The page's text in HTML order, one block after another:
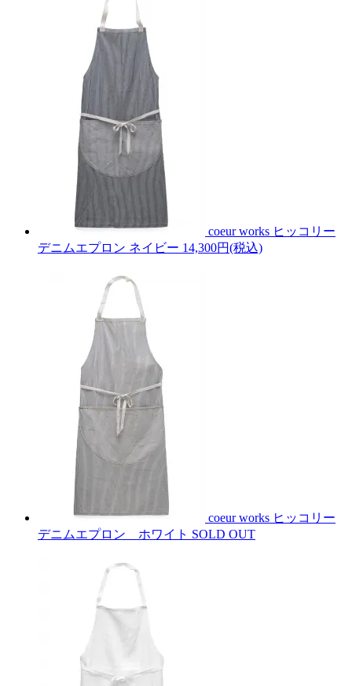
coeur works ヒッコリー
デニムエプロン ネイビー 14,300円(税込)
coeur works ヒッコリー
デニムエプロン ホワイト SOLD OUT